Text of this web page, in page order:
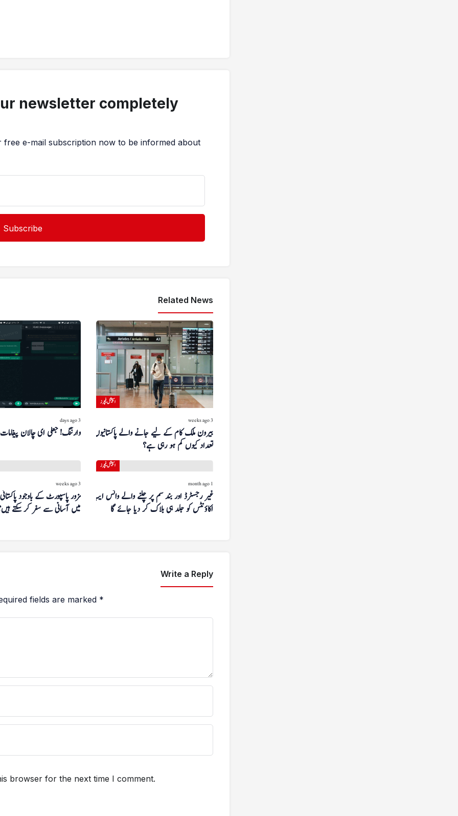
newsletter completely
e-mail subscription now to be informed about
Related News
3 days ago
وارننگ! جعلی ای چالان
اسپیشل فیچرز
3 weeks ago
بیرون ملک کام کے لیے جانے والے پاکستانیوں کی
تعداد کیوں کم ہو رہی ہے؟
3 weeks ago
میں آسانی سے سفر کر سکتے
اسپیشل فیچرز
1 month ago
غیر رجسٹرڈ اور بند سم پر چلنے والے واٹس ایپ
اکاؤنٹس کو جلد ہی بلاک کر دیا جائے گا
Write a Reply
fields are marked *
browser for the next time I comment.